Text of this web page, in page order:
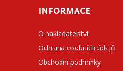
INFORMACE
O nakladatelství
Ochrana osobních údajů
Obchodní podmínky